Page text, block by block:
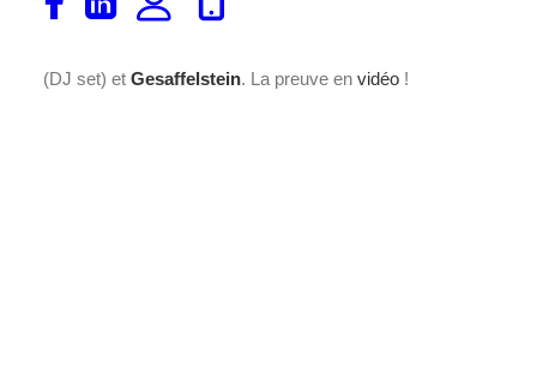
invités de la soirée «e-tron
(DJ set) et Gesaffelstein. La preuve en vidéo !